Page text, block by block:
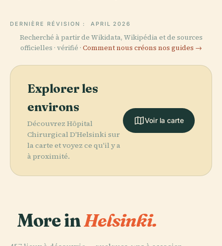
DERNIÈRE RÉVISION : APRIL 2026
Recherché à partir de Wikidata, Wikipédia et de sources
officielles · vérifié · Comment nous créons nos guides →
Explorer les
environs
Découvrez Hôpital
Chirurgical D'Helsinki sur
la carte et voyez ce qu'il y a
à proximité.
Voir la carte
More inHelsinki.